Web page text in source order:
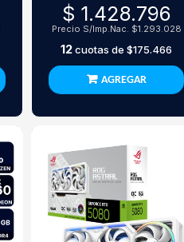
3050
$ 1.428.796
Precio S/Imp.Nac. $1.293.028
12cuotas de $175.466
AGREGAR